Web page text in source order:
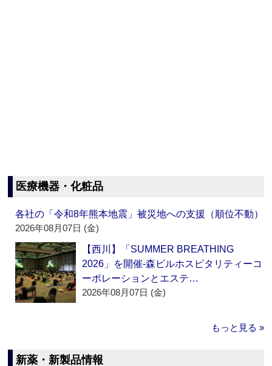
医療機器・化粧品
各社の「令和8年熊本地震」被災地への支援（順位不動）
2026年08月07日 (金)
【西川】「SUMMER BREATHING
2026」を開催‐森ビルホスピタリティーコ
ーポレーションとエステ…
2026年08月07日 (金)
もっと見る »
新薬・新製品情報